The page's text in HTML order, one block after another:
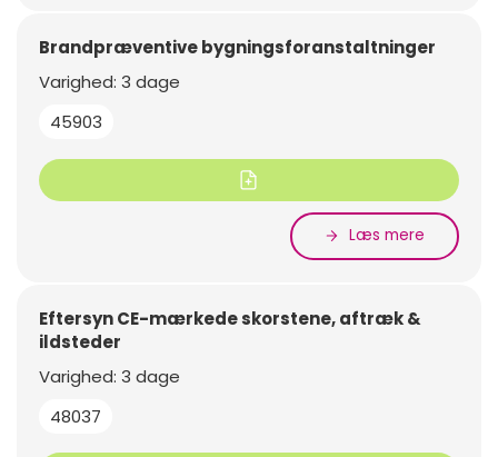
Brandpræventive bygningsforanstaltninger
45903
Læs mere
Varighed: 3 dage
Eftersyn CE-mærkede skorstene, aftræk &
ildsteder
48037
Varighed: 3 dage